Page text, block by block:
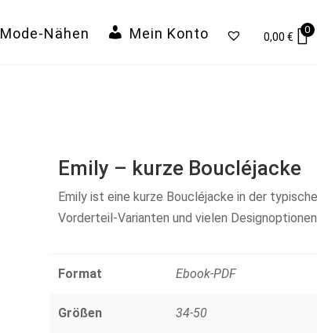
Mode-Nähen Mein Konto 0,00 €
0
Emily – kurze Boucléjacke
Emily ist eine kurze Boucléjacke in der
Vorderteil-Varianten und vielen
Format Ebook-PDF
Größen 34-50